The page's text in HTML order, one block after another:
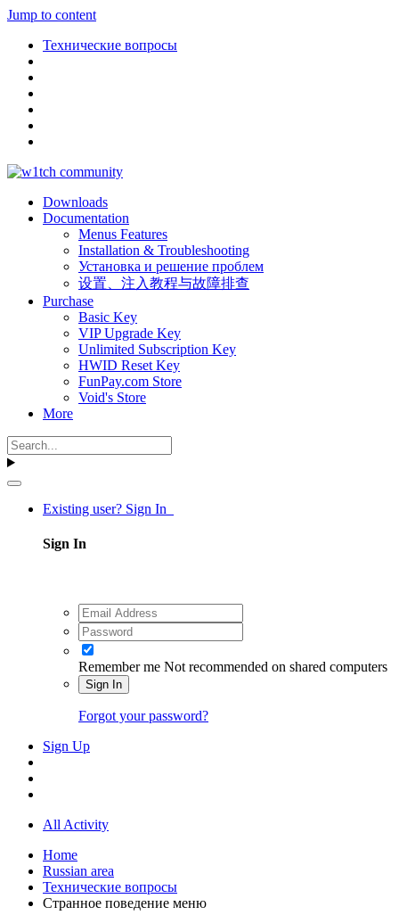
Jump to content
Технические вопросы
Downloads
Documentation
Menus Features
Installation & Troubleshooting
Установка и решение проблем
设置、注入教程与故障排查
Purchase
Basic Key
VIP Upgrade Key
Unlimited Subscription Key
HWID Reset Key
FunPay.com Store
Void's Store
More
Existing user? Sign In
Sign In
Remember me Not recommended on shared computers
Sign In
Forgot your password?
Sign Up
All Activity
Home
Russian area
Технические вопросы
Странное поведение меню